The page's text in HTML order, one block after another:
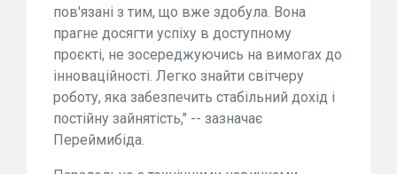
пов'язані з тим, що вже здобула. Вона
прагне досягти успіху в доступному
проєкті, не зосереджуючись на вимогах до
інноваційності. Легко знайти світчеру
роботу, яка забезпечить стабільний дохід і
постійну зайнятість," -- зазначає
Переймибіда.